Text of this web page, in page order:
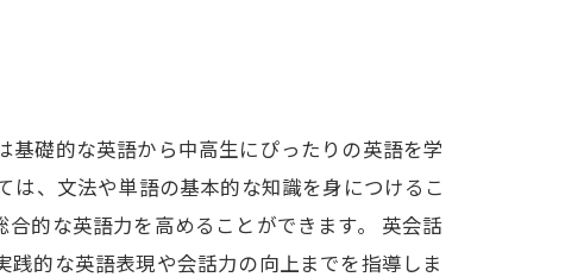
礎的な英語から中高生にぴったりの英語を学
は、文法や単語の基本的な知識を身につけるこ
的な英語力を高めることができます。 英会話
的な英語表現や会話力の向上までを指導しま